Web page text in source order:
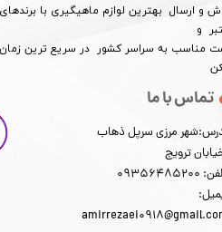
★★★
و ارسال بهترین لوازم ماهیگیری با برندهای
و
مناسب به سراسر کشور در سریع ترین زمان
تماس با ما
مرزی سرپل ذهاب
ترویج